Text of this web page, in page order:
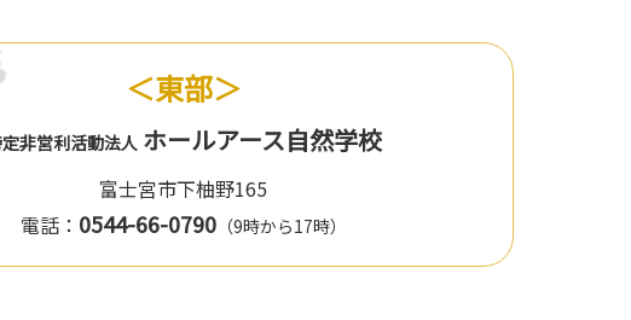
＜東部＞
特定非営利活動法人ホールアース自然学校
富士宮市下柚野165
電話： 0544-66-0790（9時から17時）